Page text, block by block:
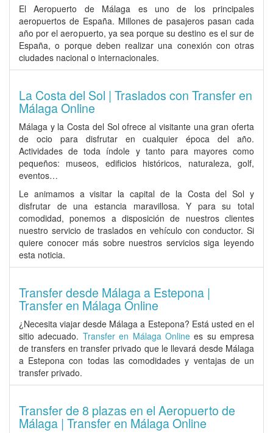
ElAeropuerto de Málaga es uno de los principales
aeropuertos de España. Millones de pasajeros pasan cada
año por el aeropuerto, ya sea porque su destino es el sur de
España, o porque deben realizar una conexión con otras
ciudades nacional o internacionales.
La Costa del Sol | Traslados con Transfer en
Málaga Online
Málaga y la Costa del Sol ofrece al visitante una gran oferta
de ocio para disfrutar en cualquier época del año.
Actividades de toda índole y tanto para mayores como
pequeños: museos, edificios históricos, naturaleza, golf,
eventos…
Le animamos a visitar la capital de la Costa del Sol y
disfrutar de una estancia maravillosa. Y para su total
comodidad, ponemos a disposición de nuestros clientes
nuestro servicio de traslados en vehículo con conductor. Si
quiere conocer más sobre nuestros servicios siga leyendo
esta noticia.
Transfer desde Málaga a Estepona |
Transfer en Málaga Online
¿Necesita viajar desde Málaga a Estepona? Está usted en el
sitio adecuado. Transfer en Málaga Onlinees su empresa
de transfers en transfer privado que le llevará desde Málaga
a Estepona con todas las comodidades y ventajas de un
transfer privado.
Transfer de 8 plazas en el Aeropuerto de
Málaga | Transfer en Málaga Online